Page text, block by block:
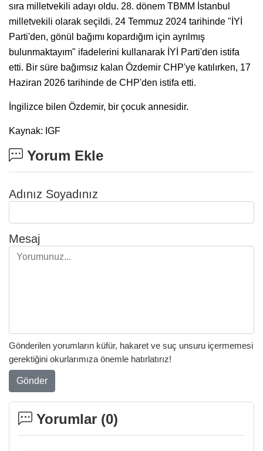
sıra milletvekili adayı oldu. 28. dönem TBMM İstanbul
milletvekili olarak seçildi. 24 Temmuz 2024 tarihinde "İYİ
Parti'den, gönül bağımı kopardığım için ayrılmış
bulunmaktayım" ifadelerini kullanarak İYİ Parti'den istifa
etti. Bir süre bağımsız kalan Özdemir CHP'ye katılırken, 17
Haziran 2026 tarihinde de CHP'den istifa etti.
İngilizce bilen Özdemir, bir çocuk annesidir.
Kaynak: IGF
Yorum Ekle
Adınız Soyadınız
Mesaj
Gönderilen yorumların küfür, hakaret ve suç unsuru içermemesi
gerektiğini okurlarımıza önemle hatırlatırız!
Gönder
Yorumlar (0)